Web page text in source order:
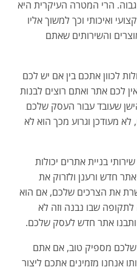
הרי המטרה העיקרית היא
ואיכותי וכך למשוך אליו
והשירותים שאתם
לכוון אתכם בין אם יש לכם
לכם אתר ואתם רוצים לבנות
שעובד עבור העסק שלכם
מעודכן וגרוע מכך הוא לא
בניית אתרים יכולות
חדש ורענן ולזרוק את
את הצרכים שלכם, אם הוא
לתקופה שבו נבנה וזה לא
אתר חדש לעסק שלכם.
מספיק טוב, אם אתם
אנחנו מזמינים אתכם ליצור